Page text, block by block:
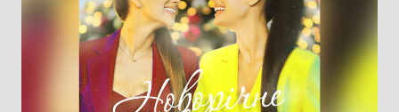
УЧАСНИКА
ЗІРКОВОЇ
СОТНІ
ПРОЕКТУ
«СПІВАЮТЬ
ВСІ».